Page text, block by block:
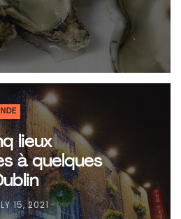
lieux
à quelques
15, 2021